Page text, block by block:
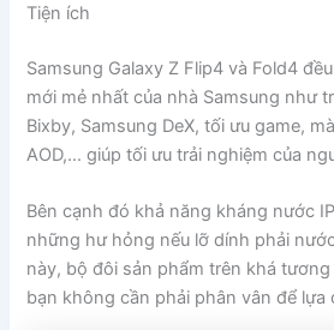
Tiện ích
Samsung Galaxy Z Flip4 và Fold4
mới mẻ nhất của nhà Samsung như
Bixby, Samsung DeX, tối ưu game,
AOD,… giúp tối ưu trải nghiệm của
Bên cạnh đó khả năng kháng nước
những hư hỏng nếu lỡ dính phải
này, bộ đôi sản phẩm trên khá
bạn không cần phải phân vân để lựa